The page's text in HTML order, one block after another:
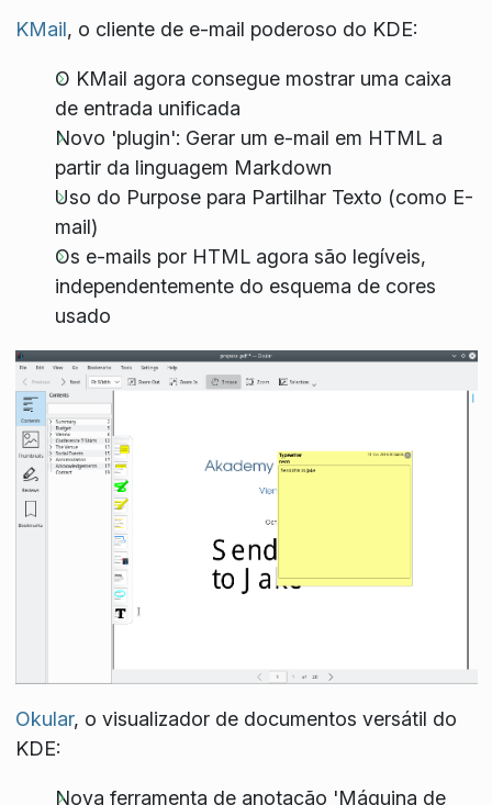
KMail, o cliente de e-mail poderoso do KDE:
O KMail agora consegue mostrar uma caixa
de entrada unificada
Novo 'plugin': Gerar um e-mail em HTML a
partir da linguagem Markdown
Uso do Purpose para Partilhar Texto (como E-
mail)
Os e-mails por HTML agora são legíveis,
independentemente do esquema de cores
usado
Okular, o visualizador de documentos versátil do
KDE:
Nova ferramenta de anotação 'Máquina de